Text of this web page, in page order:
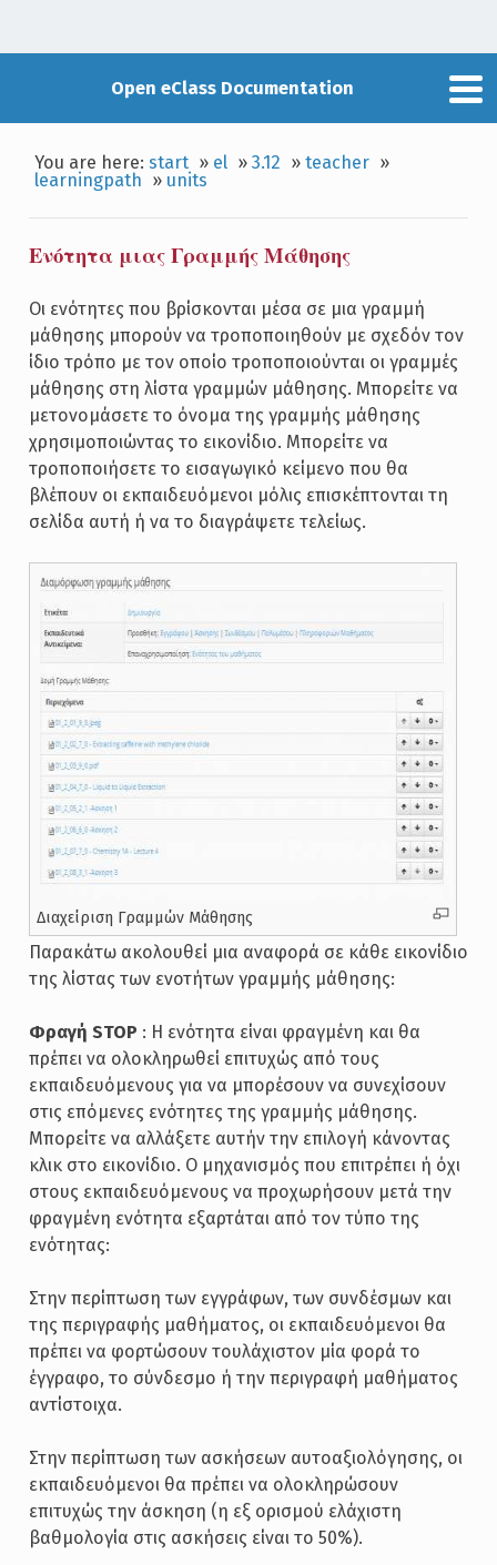
Open eClass Documentation
You are here:start » el »3.12 »teacher »
learningpath » units
Ενότητα μιας Γραμμής Μάθησης
Οι ενότητες που βρίσκονται μέσα σε μια γραμμή
μάθησης μπορούν να τροποποιηθούν με σχεδόν τον
ίδιο τρόπο με τον οποίο τροποποιούνται οι γραμμές
μάθησης στη λίστα γραμμών μάθησης. Μπορείτε να
μετονομάσετε το όνομα της γραμμής μάθησης
χρησιμοποιώντας το εικονίδιο. Μπορείτε να
τροποποιήσετε το εισαγωγικό κείμενο που θα
βλέπουν οι εκπαιδευόμενοι μόλις επισκέπτονται τη
σελίδα αυτή ή να το διαγράψετε τελείως.
Διαχείριση Γραμμών Μάθησης
Παρακάτω ακολουθεί μια αναφορά σε κάθε εικονίδιο
της λίστας των ενοτήτων γραμμής μάθησης:
Φραγή STOP : Η ενότητα είναι φραγμένη και θα
πρέπει να ολοκληρωθεί επιτυχώς από τους
εκπαιδευόμενους για να μπορέσουν να συνεχίσουν
στις επόμενες ενότητες της γραμμής μάθησης.
Μπορείτε να αλλάξετε αυτήν την επιλογή κάνοντας
κλικ στο εικονίδιο. Ο μηχανισμός που επιτρέπει ή όχι
στους εκπαιδευόμενους να προχωρήσουν μετά την
φραγμένη ενότητα εξαρτάται από τον τύπο της
ενότητας:
Στην περίπτωση των εγγράφων, των συνδέσμων και
της περιγραφής μαθήματος, οι εκπαιδευόμενοι θα
πρέπει να φορτώσουν τουλάχιστον μία φορά το
έγγραφο, το σύνδεσμο ή την περιγραφή μαθήματος
αντίστοιχα.
Στην περίπτωση των ασκήσεων αυτοαξιολόγησης, οι
εκπαιδευόμενοι θα πρέπει να ολοκληρώσουν
επιτυχώς την άσκηση (η εξ ορισμού ελάχιστη
βαθμολογία στις ασκήσεις είναι το 50%).